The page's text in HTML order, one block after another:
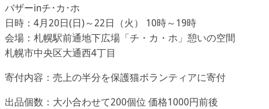
バザーinチ･カ･ホ
日時：4月20日(日)～22日（火） 10時～19時
会場：札幌駅前通地下広場「チ・カ・ホ」憩いの空間
札幌市中央区大通西4丁目
寄付内容：売上の半分を保護猫ボランティアに寄付
出品個数：大小合わせて200個位 価格1000円前後